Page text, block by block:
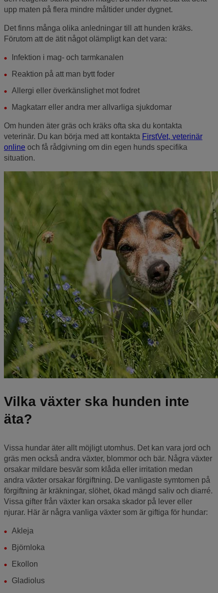
upp maten på flera mindre måltider under dygnet.
Det finns många olika anledningar till att hunden kräks.
Förutom att de ätit något olämpligt kan det vara:
Infektion i mag- och tarmkanalen
Reaktion på att man bytt foder
Allergi eller överkänslighet mot fodret
Magkatarr eller andra mer allvarliga sjukdomar
Om hunden äter gräs och kräks ofta ska du kontakta
veterinär. Du kan börja med att kontakta FirstVet, veterinär
online och få rådgivning om din egen hunds specifika
situation.
Vilka växter ska hunden inte
äta?
Vissa hundar äter allt möjligt utomhus. Det kan vara jord och
gräs men också andra växter, blommor och bär. Några växter
orsakar mildare besvär som klåda eller irritation medan
andra växter orsakar förgiftning. De vanligaste symtomen på
förgiftning är kräkningar, slöhet, ökad mängd saliv och diarré.
Vissa gifter från växter kan orsaka skador på lever eller
njurar. Här är några vanliga växter som är giftiga för hundar:
Akleja
Björnloka
Ekollon
Gladiolus